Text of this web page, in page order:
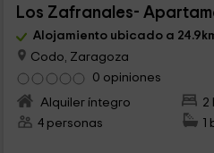
Los Zafranales-
Alojamiento ubicado a
Codo, Zaragoza
0 opiniones
Alquiler íntegro
2
4 personas
1